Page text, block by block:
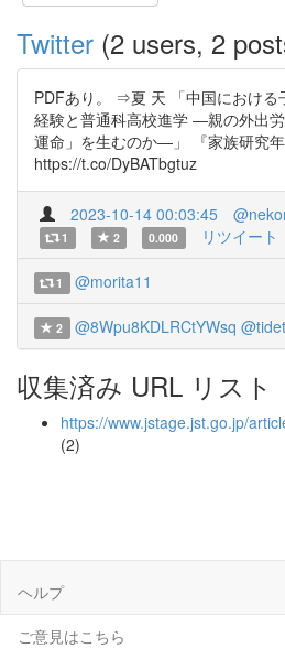
Twitter (2 users, 2
PDFあり。 ⇒夏 天 「中国における
経験と普通科高校進学 ―親の外出
運命」を生むのか―」 『家族研究
https://t.co/DyBATbgtuz
2023-10-14 00:03:45
1 2 0.000 リツイー
1 @morita11
2 @8Wpu8KDLRCtYWsq
収集済み URL リスト
https://www.jstage.jst.go.jp/
(2)
ヘルプ
ご意見はこちら